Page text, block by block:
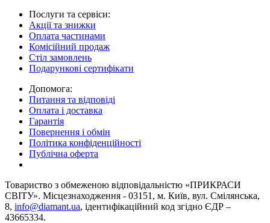
Послуги та сервіси:
Акції та знижки
Оплата частинами
Комісійний продаж
Стіл замовлень
Подарункові сертифікати
Допомога:
Питання та відповіді
Оплата і доставка
Гарантія
Повернення і обмін
Політика конфіденційності
Публічна оферта
Товариство з обмеженою вiдповiдальнiстю «ПРИКРАСИ
СВІТУ». Місцезнаходження - 03151, м. Київ, вул. Смілянська,
8, info@diamant.ua, ідентифікаційний код згідно ЄДР –
43665334.